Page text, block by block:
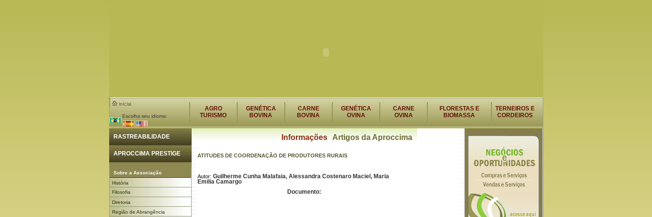
Escolha seu idioma:
AGRO
TURISMO
GENÉTICA
BOVINA
CARNE
BOVINA
GENÉTICA
OVINA
CARNE
OVINA
FLORESTAS E
BIOMASSA
TERNEIROS E
CORDEIROS
RASTREABILIDADE
APROCCIMA PRESTIGE
Sobre a Associação
História
Filosofia
Diretoria
Região de Abrangência
Artigos da Aproccima
Informações
ATITUDES DE COORDENAÇÃO DE PRODUTORES RURAIS
Autor: Guilherme Cunha Malafaia, Alessandra Costenaro Maciel, Maria
Emilia Camargo
Documento: